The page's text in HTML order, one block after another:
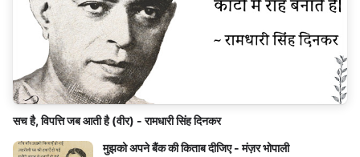
सच है, विपत्ति जब आती है (वीर) - रामधारी सिंह दिनकर
मुझको अपने बैंक की किताब दीजिए - मंज़र भोपाली